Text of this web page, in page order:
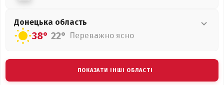
Донецька область
38° 22° Переважно ясно
ПОКАЗАТИ ІНШІ ОБЛАСТІ